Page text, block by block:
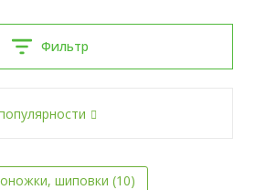
Фильтр
шиповки (10)